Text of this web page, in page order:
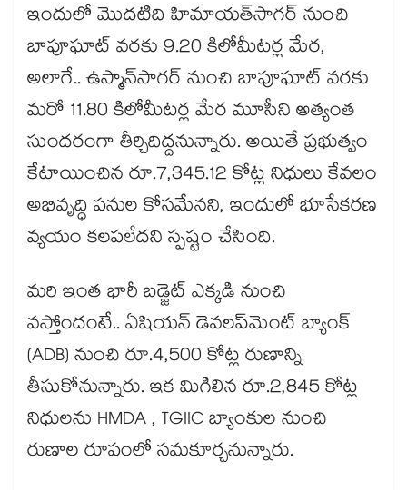
ఇందులో మొదటిది హిమాయత్‌సాగర్ నుంచి
బాపూఘాట్ వరకు 9.20 కిలోమీటర్ల మేర,
అలాగే.. ఉస్మాన్‌సాగర్ నుంచి బాపూఘాట్ వరకు
మరో 11.80 కిలోమీటర్ల మేర మూసీని అత్యంత
సుందరంగా తీర్చిదిద్దనున్నారు. అయితే ప్రభుత్వం
కేటాయించిన రూ.7,345.12 కోట్ల నిధులు కేవలం
అభివృద్ధి పనుల కోసమేనని, ఇందులో భూసేకరణ
వ్యయం కలపలేదని స్పష్టం చేసింది.
మరి ఇంత భారీ బడ్జెట్ ఎక్కడి నుంచి
వస్తోందంటే.. ఏషియన్ డెవలప్‌మెంట్ బ్యాంక్
(ADB) నుంచి రూ.4,500 కోట్ల రుణాన్ని
తీసుకోనున్నారు. ఇక మిగిలిన రూ.2,845 కోట్ల
నిధులను HMDA , TGIIC బ్యాంకుల నుంచి
రుణాల రూపంలో సమకూర్చనున్నారు.